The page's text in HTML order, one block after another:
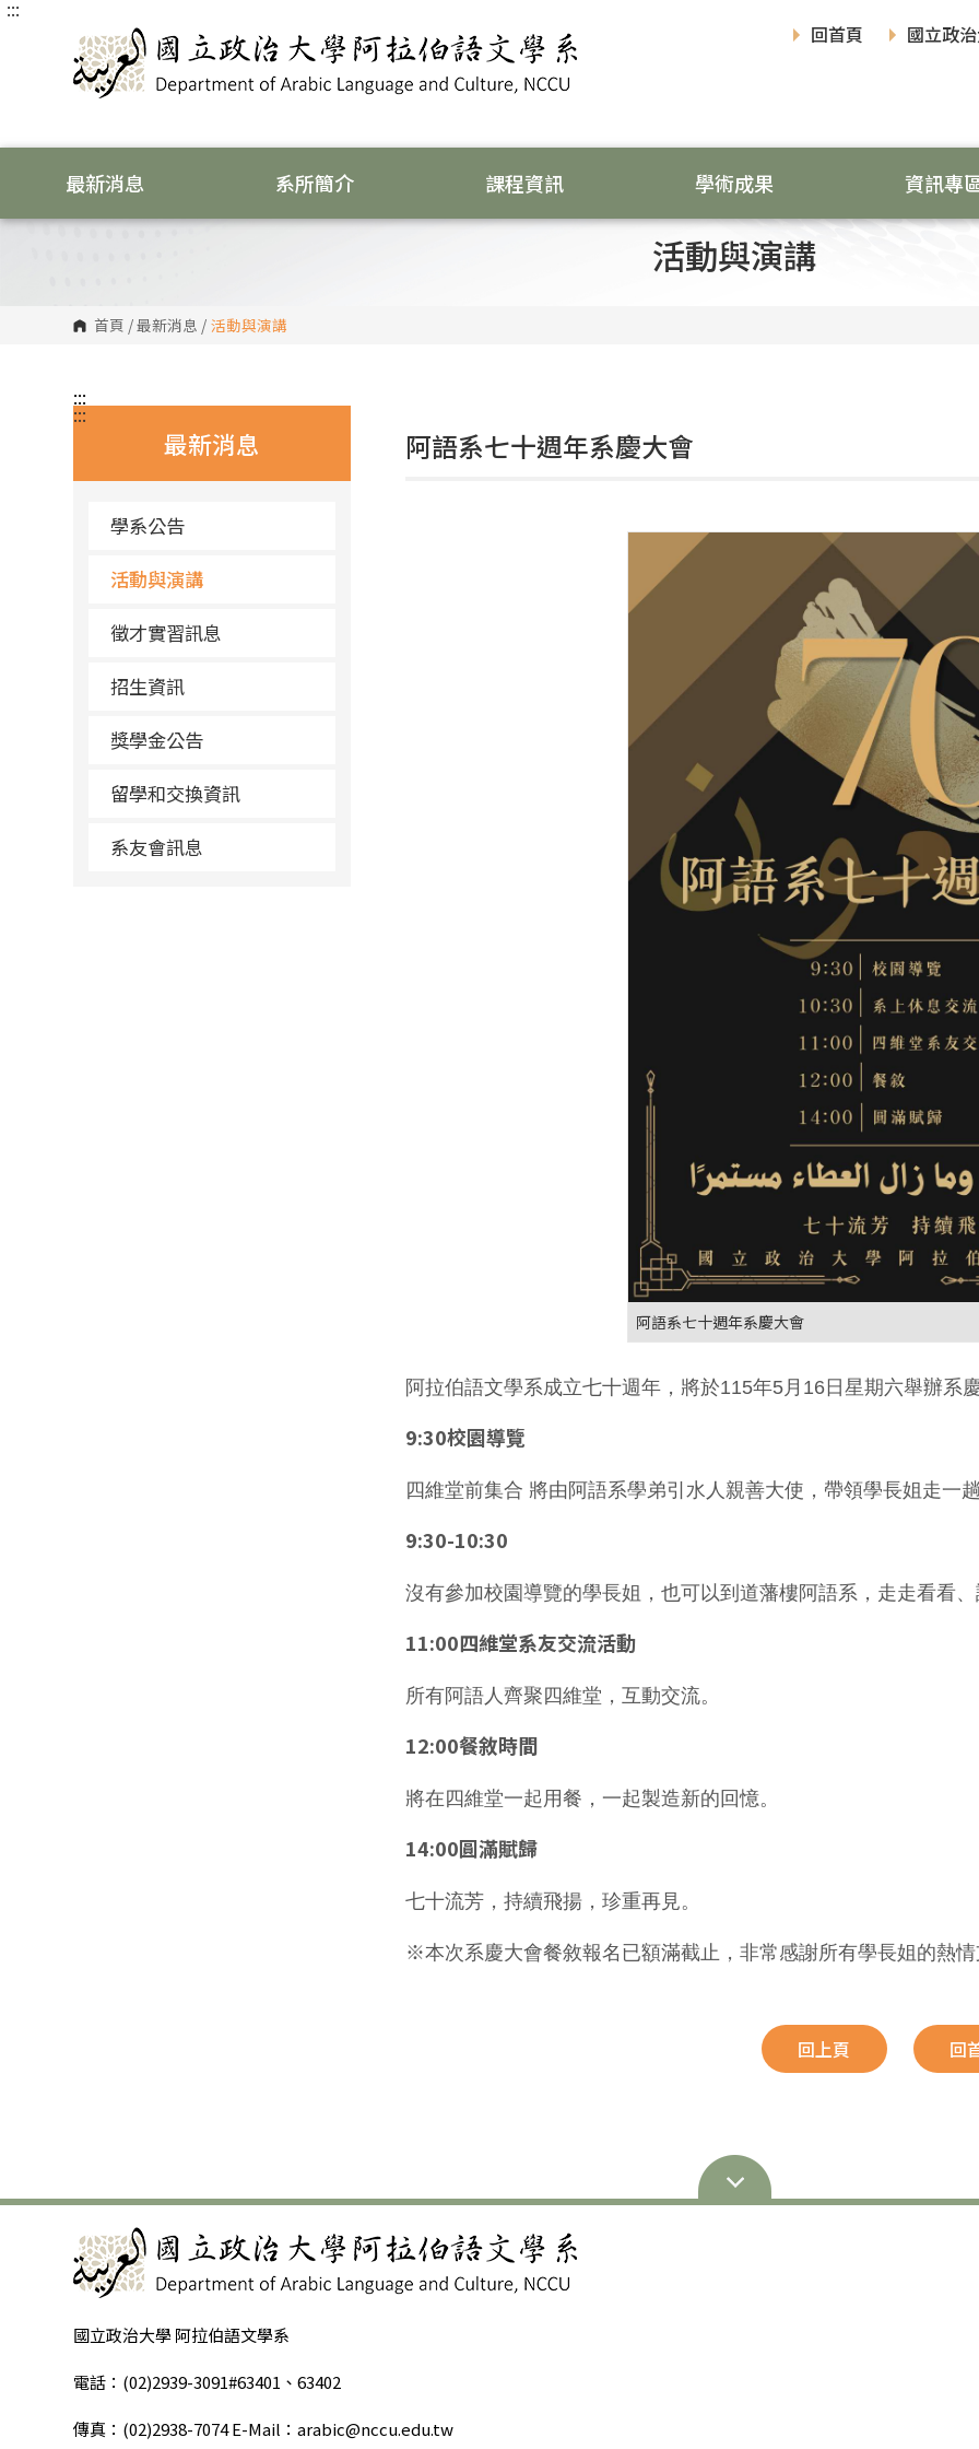
跳
:::
回首頁
國立政
最新消息 系所簡介 課程資訊 學術成果 資訊專
活動與演講
首頁 /最新消息 / 活動與演講
:::
最新消息
學系公告
活動與演講
徵才實習訊息
招生資訊
獎學金公告
留學和交換資訊
系友會訊息
:::
阿語系七十週年系慶大會
阿語系七十週年系慶大會
阿拉伯語文學系成立七十週年，將於115年5月16日星期六舉辦系
9:30校園導覽
四維堂前集合 將由阿語系學弟引水人親善大使，帶領學長姐走一
9:30-10:30
沒有參加校園導覽的學長姐，也可以到道藩樓阿語系，走走看看
11:00四維堂系友交流活動
所有阿語人齊聚四維堂，互動交流。
12:00餐敘時間
將在四維堂一起用餐，一起製造新的回憶。
14:00圓滿賦歸
七十流芳，持續飛揚，珍重再見。
※本次系慶大會餐敘報名已額滿截止，非常感謝所有學長姐的熱
回上頁 回
國立政治大學 阿拉伯語文學系
電話：(02)2939-3091#63401、63402
傳真：(02)2938-7074 E-Mail：arabic@nccu.edu.tw